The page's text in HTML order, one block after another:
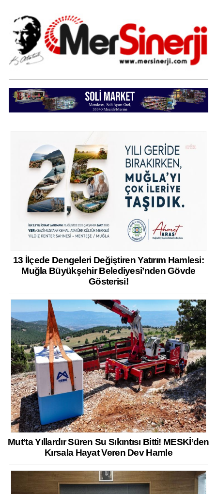
13 İlçede Dengeleri Değiştiren Yatırım Hamlesi:
Muğla Büyükşehir Belediyesi’nden Gövde
Gösterisi!
Mut’ta Yıllardır Süren Su Sıkıntısı Bitti! MESKİ’den
Kırsala Hayat Veren Dev Hamle